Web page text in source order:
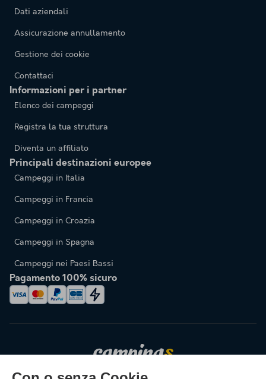
Dati aziendali
Assicurazione annullamento
Gestione dei cookie
Contattaci
Informazioni per i partner
Elenco dei campeggi
Registra la tua struttura
Diventa un affiliato
Principali destinazioni europee
Campeggi in Italia
Campeggi in Francia
Campeggi in Croazia
Campeggi in Spagna
Campeggi nei Paesi Bassi
Pagamento 100% sicuro